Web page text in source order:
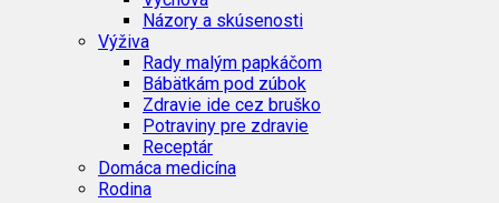
Názory a skúsenosti
Výživa
Rady malým papkáčom
Bábätkám pod zúbok
Zdravie ide cez bruško
Potraviny pre zdravie
Receptár
Domáca medicína
Rodina